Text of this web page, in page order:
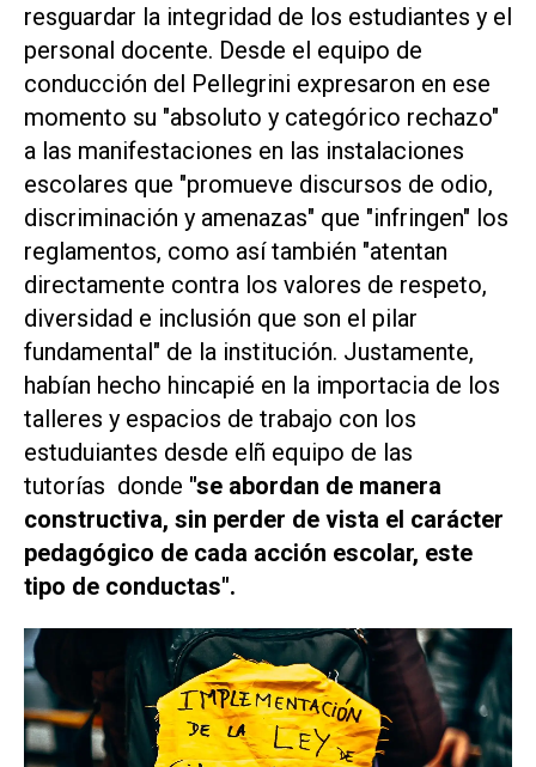
resguardar la integridad de los estudiantes y el
personal docente. Desde el equipo de
conducción del Pellegrini expresaron en ese
momento su "absoluto y categórico rechazo"
a las manifestaciones en las instalaciones
escolares que "promueve discursos de odio,
discriminación y amenazas" que "infringen" los
reglamentos, como así también "atentan
directamente contra los valores de respeto,
diversidad e inclusión que son el pilar
fundamental" de la institución. Justamente,
habían hecho hincapié en la importacia de los
talleres y espacios de trabajo con los
estuduiantes desde elñ equipo de las
tutorías donde "se abordan de manera
constructiva, sin perder de vista el carácter
pedagógico de cada acción escolar, este
tipo de conductas".